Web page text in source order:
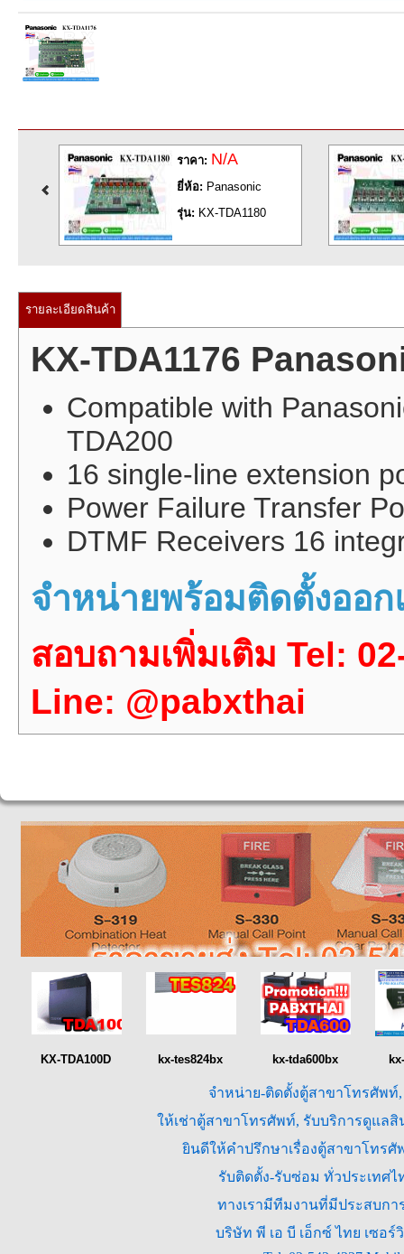
N/A
Panasonic
KX-TDA1180
N/A
Panasonic
KX-TDA1186
รายละเอียดสินค้า
KX-TDA1176
Compatible with
TDA200
16 single-line extension
Power Failure Transfer
DTMF Receivers 16
จำหน่ายพร้อมติดตั้งออ
สอบถามเพิ่มเติม Tel:
Line: @pabxthai
KX-TDA100D kx-tes824bx kx-tda600bx
จำหน่าย-ติดตั้งตู้สาขาโทรศัพ
ให้เช่าตู้สาขาโทรศัพท์, รับบริการดูแล
ยินดีให้คำปรึกษาเรื่องตู้สาขาโทร
รับติดตั้ง-รับซ่อม ทั่วประเทศ
ทางเรามีทีมงานที่มีประสบกา
บริษัท พี เอ บี เอ็กซ์ ไทย เซอ